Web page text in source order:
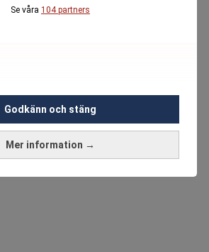
Se våra 104 partners
Mer information →
Godkänn och stäng